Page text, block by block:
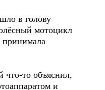
в голову
мотоцикл
что-то объяснил,
и